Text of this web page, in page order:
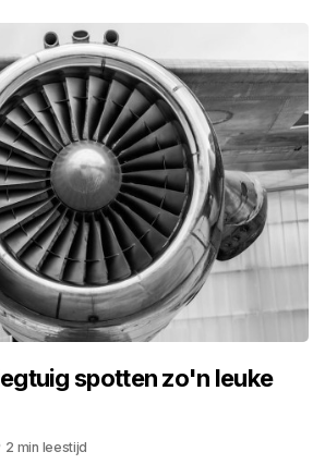
spotten zo'n leuke
2 min leestijd